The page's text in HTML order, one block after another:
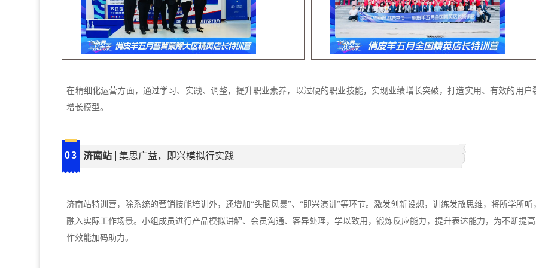
在精细化运营方面，通过学习、实践、调整，提升职业素养，以过硬的职业技能，实现业绩增长突破，打造实用、有效的用户
增长模型。
03 济南站 集思广益，即兴模拟行实践
济南站特训营，除系统的营销技能培训外，还增加“头脑风暴”、“即兴演讲”等环节。激发创新设想，训练发散思维，将所学所听
融入实际工作场景。小组成员进行产品模拟讲解、会员沟通、客异处理，学以致用，锻炼反应能力，提升表达能力，为不断提
作效能加码助力。